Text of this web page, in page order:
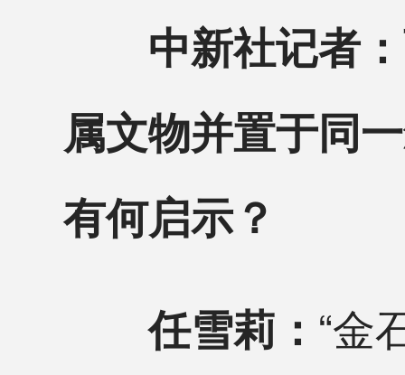
中新社记者
属文物并置于同
有何启示？
任雪莉： “金